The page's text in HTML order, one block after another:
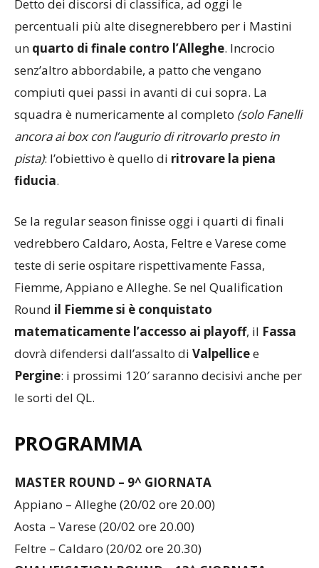
Detto dei discorsi di classifica, ad oggi le
percentuali più alte disegnerebbero per i Mastini
quarto di finale contro l’Alleghe
senz’altro abbordabile, a patto che vengano
compiuti quei passi in avanti di cui sopra. La
squadra è numericamente al completo
ancora ai box con l’augurio di ritrovarlo presto in
pista) : l’obiettivo è quello di
ritrovare la piena
Se la regular season finisse oggi i quarti di finali
teste di serie ospitare rispettivamente Fassa,
Fiemme, Appiano e Alleghe. Se nel Qualification
il Fiemme si è conquistato
matematicamente l’accesso ai playoff
dovrà difendersi dall’assalto di
Valpellice
Pergine
: i prossimi 120′ saranno decisivi anche per
PROGRAMMA
Appiano – Alleghe (20/02 ore 20.00)
Feltre – Caldaro (20/02 ore 20.30)